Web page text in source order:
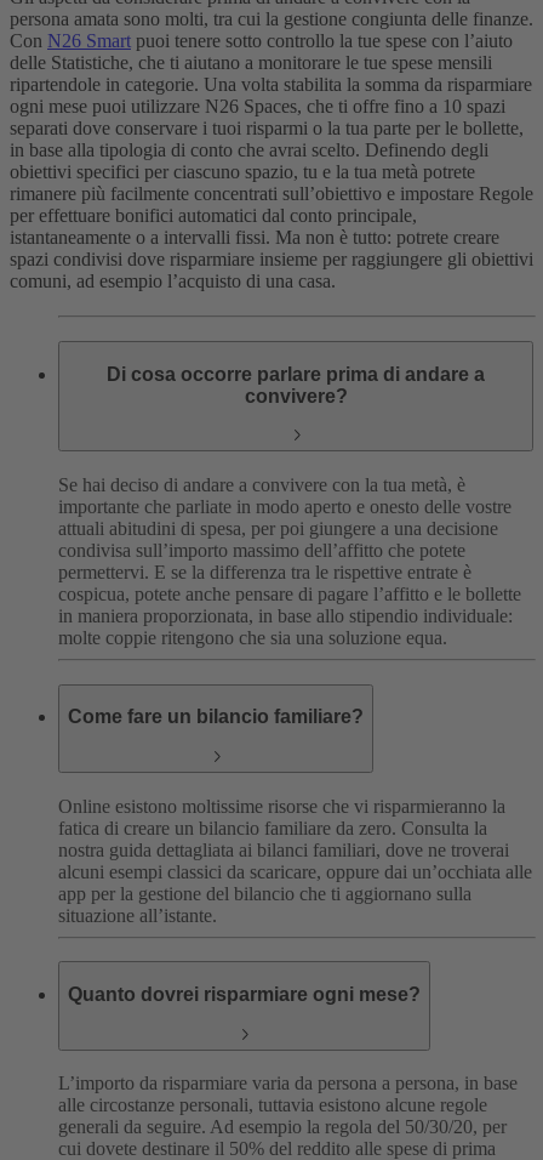
persona amata sono molti, tra cui la gestione congiunta delle finanze.
Con N26 Smart puoi tenere sotto controllo la tue spese con l’aiuto
delle Statistiche, che ti aiutano a monitorare le tue spese mensili
ripartendole in categorie. Una volta stabilita la somma da risparmiare
ogni mese puoi utilizzare N26 Spaces, che ti offre fino a 10 spazi
separati dove conservare i tuoi risparmi o la tua parte per le bollette,
in base alla tipologia di conto che avrai scelto. Definendo degli
obiettivi specifici per ciascuno spazio, tu e la tua metà potrete
rimanere più facilmente concentrati sull’obiettivo e impostare Regole
per effettuare bonifici automatici dal conto principale,
istantaneamente o a intervalli fissi. Ma non è tutto: potrete creare
spazi condivisi dove risparmiare insieme per raggiungere gli obiettivi
comuni, ad esempio l’acquisto di una casa.
Di cosa occorre parlare prima di andare a
convivere?
Se hai deciso di andare a convivere con la tua metà, è
importante che parliate in modo aperto e onesto delle vostre
attuali abitudini di spesa, per poi giungere a una decisione
condivisa sull’importo massimo dell’affitto che potete
permettervi. E se la differenza tra le rispettive entrate è
cospicua, potete anche pensare di pagare l’affitto e le bollette
in maniera proporzionata, in base allo stipendio individuale:
molte coppie ritengono che sia una soluzione equa.
Come fare un bilancio familiare?
Online esistono moltissime risorse che vi risparmieranno la
fatica di creare un bilancio familiare da zero. Consulta la
nostra guida dettagliata ai bilanci familiari, dove ne troverai
alcuni esempi classici da scaricare, oppure dai un’occhiata alle
app per la gestione del bilancio che ti aggiornano sulla
situazione all’istante.
Quanto dovrei risparmiare ogni mese?
L’importo da risparmiare varia da persona a persona, in base
alle circostanze personali, tuttavia esistono alcune regole
generali da seguire. Ad esempio la regola del 50/30/20, per
cui dovete destinare il 50% del reddito alle spese di prima